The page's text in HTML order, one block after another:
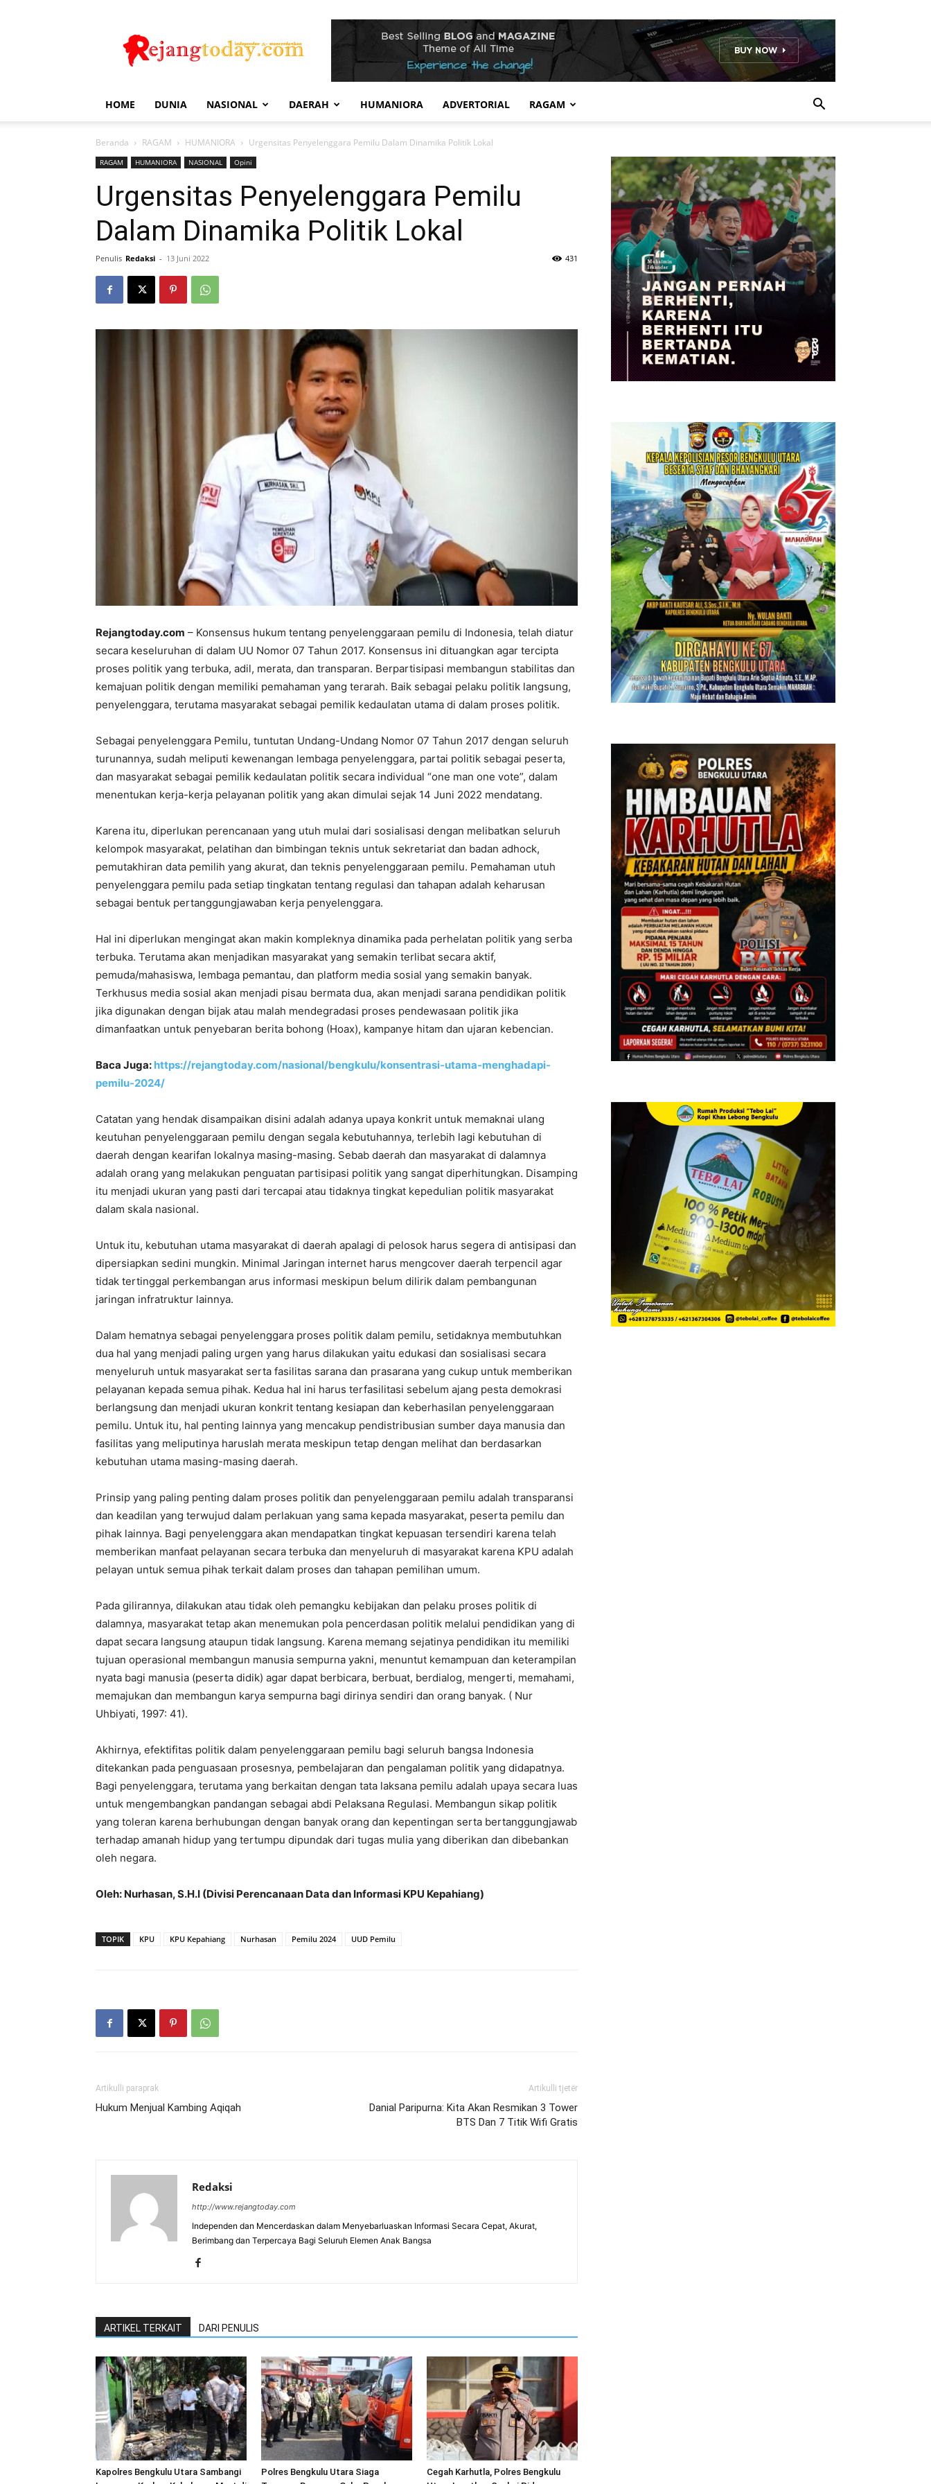
Today
HOME DUNIA NASIONAL DAERAH HUMANIORA ADVERTORIAL RAGAM
Beranda RAGAM HUMANIORA Urgensitas Penyelenggara Pemilu Dalam Dinamika Politik Lokal
RAGAM HUMANIORA NASIONAL Opini
Urgensitas Penyelenggara Pemilu
Dalam Dinamika Politik Lokal
Penulis Redaksi - 13 Juni 2022 431
Rejangtoday.com – Konsensus hukum tentang penyelenggaraan pemilu di Indonesia, telah diatur
secara keseluruhan di dalam UU Nomor 07 Tahun 2017. Konsensus ini dituangkan agar tercipta
proses politik yang terbuka, adil, merata, dan transparan. Berpartisipasi membangun stabilitas dan
kemajuan politik dengan memiliki pemahaman yang terarah. Baik sebagai pelaku politik langsung,
penyelenggara, terutama masyarakat sebagai pemilik kedaulatan utama di dalam proses politik.
Sebagai penyelenggara Pemilu, tuntutan Undang-Undang Nomor 07 Tahun 2017 dengan seluruh
turunannya, sudah meliputi kewenangan lembaga penyelenggara, partai politik sebagai peserta,
dan masyarakat sebagai pemilik kedaulatan politik secara individual “one man one vote”, dalam
menentukan kerja-kerja pelayanan politik yang akan dimulai sejak 14 Juni 2022 mendatang.
Karena itu, diperlukan perencanaan yang utuh mulai dari sosialisasi dengan melibatkan seluruh
kelompok masyarakat, pelatihan dan bimbingan teknis untuk sekretariat dan badan adhock,
pemutakhiran data pemilih yang akurat, dan teknis penyelenggaraan pemilu. Pemahaman utuh
penyelenggara pemilu pada setiap tingkatan tentang regulasi dan tahapan adalah keharusan
sebagai bentuk pertanggungjawaban kerja penyelenggara.
Hal ini diperlukan mengingat akan makin kompleknya dinamika pada perhelatan politik yang serba
terbuka. Terutama akan menjadikan masyarakat yang semakin terlibat secara aktif,
pemuda/mahasiswa, lembaga pemantau, dan platform media sosial yang semakin banyak.
Terkhusus media sosial akan menjadi pisau bermata dua, akan menjadi sarana pendidikan politik
jika digunakan dengan bijak atau malah mendegradasi proses pendewasaan politik jika
dimanfaatkan untuk penyebaran berita bohong (Hoax), kampanye hitam dan ujaran kebencian.
Baca Juga: https://rejangtoday.com/nasional/bengkulu/konsentrasi-utama-menghadapi-
pemilu-2024/
Catatan yang hendak disampaikan disini adalah adanya upaya konkrit untuk memaknai ulang
keutuhan penyelenggaraan pemilu dengan segala kebutuhannya, terlebih lagi kebutuhan di
daerah dengan kearifan lokalnya masing-masing. Sebab daerah dan masyarakat di dalamnya
adalah orang yang melakukan penguatan partisipasi politik yang sangat diperhitungkan. Disamping
itu menjadi ukuran yang pasti dari tercapai atau tidaknya tingkat kepedulian politik masyarakat
dalam skala nasional.
Untuk itu, kebutuhan utama masyarakat di daerah apalagi di pelosok harus segera di antisipasi dan
dipersiapkan sedini mungkin. Minimal Jaringan internet harus mengcover daerah terpencil agar
tidak tertinggal perkembangan arus informasi meskipun belum dilirik dalam pembangunan
jaringan infratruktur lainnya.
Dalam hematnya sebagai penyelenggara proses politik dalam pemilu, setidaknya membutuhkan
dua hal yang menjadi paling urgen yang harus dilakukan yaitu edukasi dan sosialisasi secara
menyeluruh untuk masyarakat serta fasilitas sarana dan prasarana yang cukup untuk memberikan
pelayanan kepada semua pihak. Kedua hal ini harus terfasilitasi sebelum ajang pesta demokrasi
berlangsung dan menjadi ukuran konkrit tentang kesiapan dan keberhasilan penyelenggaraan
pemilu. Untuk itu, hal penting lainnya yang mencakup pendistribusian sumber daya manusia dan
fasilitas yang meliputinya haruslah merata meskipun tetap dengan melihat dan berdasarkan
kebutuhan utama masing-masing daerah.
Prinsip yang paling penting dalam proses politik dan penyelenggaraan pemilu adalah transparansi
dan keadilan yang terwujud dalam perlakuan yang sama kepada masyarakat, peserta pemilu dan
pihak lainnya. Bagi penyelenggara akan mendapatkan tingkat kepuasan tersendiri karena telah
memberikan manfaat pelayanan secara terbuka dan menyeluruh di masyarakat karena KPU adalah
pelayan untuk semua pihak terkait dalam proses dan tahapan pemilihan umum.
Pada gilirannya, dilakukan atau tidak oleh pemangku kebijakan dan pelaku proses politik di
dalamnya, masyarakat tetap akan menemukan pola pencerdasan politik melalui pendidikan yang di
dapat secara langsung ataupun tidak langsung. Karena memang sejatinya pendidikan itu memiliki
tujuan operasional membangun manusia sempurna yakni, menuntut kemampuan dan keterampilan
nyata bagi manusia (peserta didik) agar dapat berbicara, berbuat, berdialog, mengerti, memahami,
memajukan dan membangun karya sempurna bagi dirinya sendiri dan orang banyak. ( Nur
Uhbiyati, 1997: 41).
Akhirnya, efektifitas politik dalam penyelenggaraan pemilu bagi seluruh bangsa Indonesia
ditekankan pada penguasaan prosesnya, pembelajaran dan pengalaman politik yang didapatnya.
Bagi penyelenggara, terutama yang berkaitan dengan tata laksana pemilu adalah upaya secara luas
untuk mengembangkan pandangan sebagai abdi Pelaksana Regulasi. Membangun sikap politik
yang toleran karena berhubungan dengan banyak orang dan kepentingan serta bertanggungjawab
terhadap amanah hidup yang tertumpu dipundak dari tugas mulia yang diberikan dan dibebankan
oleh negara.
Oleh: Nurhasan, S.H.I (Divisi Perencanaan Data dan Informasi KPU Kepahiang)
TOPIK KPU KPU Kepahiang Nurhasan Pemilu 2024 UUD Pemilu
Artikulli paraprak
Hukum Menjual Kambing Aqiqah
Artikulli tjetër
Danial Paripurna: Kita Akan Resmikan 3 Tower
BTS Dan 7 Titik Wifi Gratis
Redaksi
http://www.rejangtoday.com
Independen dan Mencerdaskan dalam Menyebarluaskan Informasi Secara Cepat, Akurat,
Berimbang dan Terpercaya Bagi Seluruh Elemen Anak Bangsa
ARTIKEL TERKAIT DARI PENULIS
Kapolres Bengkulu Utara Sambangi
Polres Bengkulu Utara Siaga
Cegah Karhutla, Polres Bengkulu